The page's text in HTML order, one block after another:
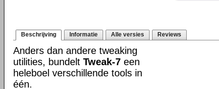
Beschrijving Informatie Alle versies Reviews
Anders dan andere tweaking
utilities, bundelt Tweak-7 een
heleboel verschillende tools in
één.